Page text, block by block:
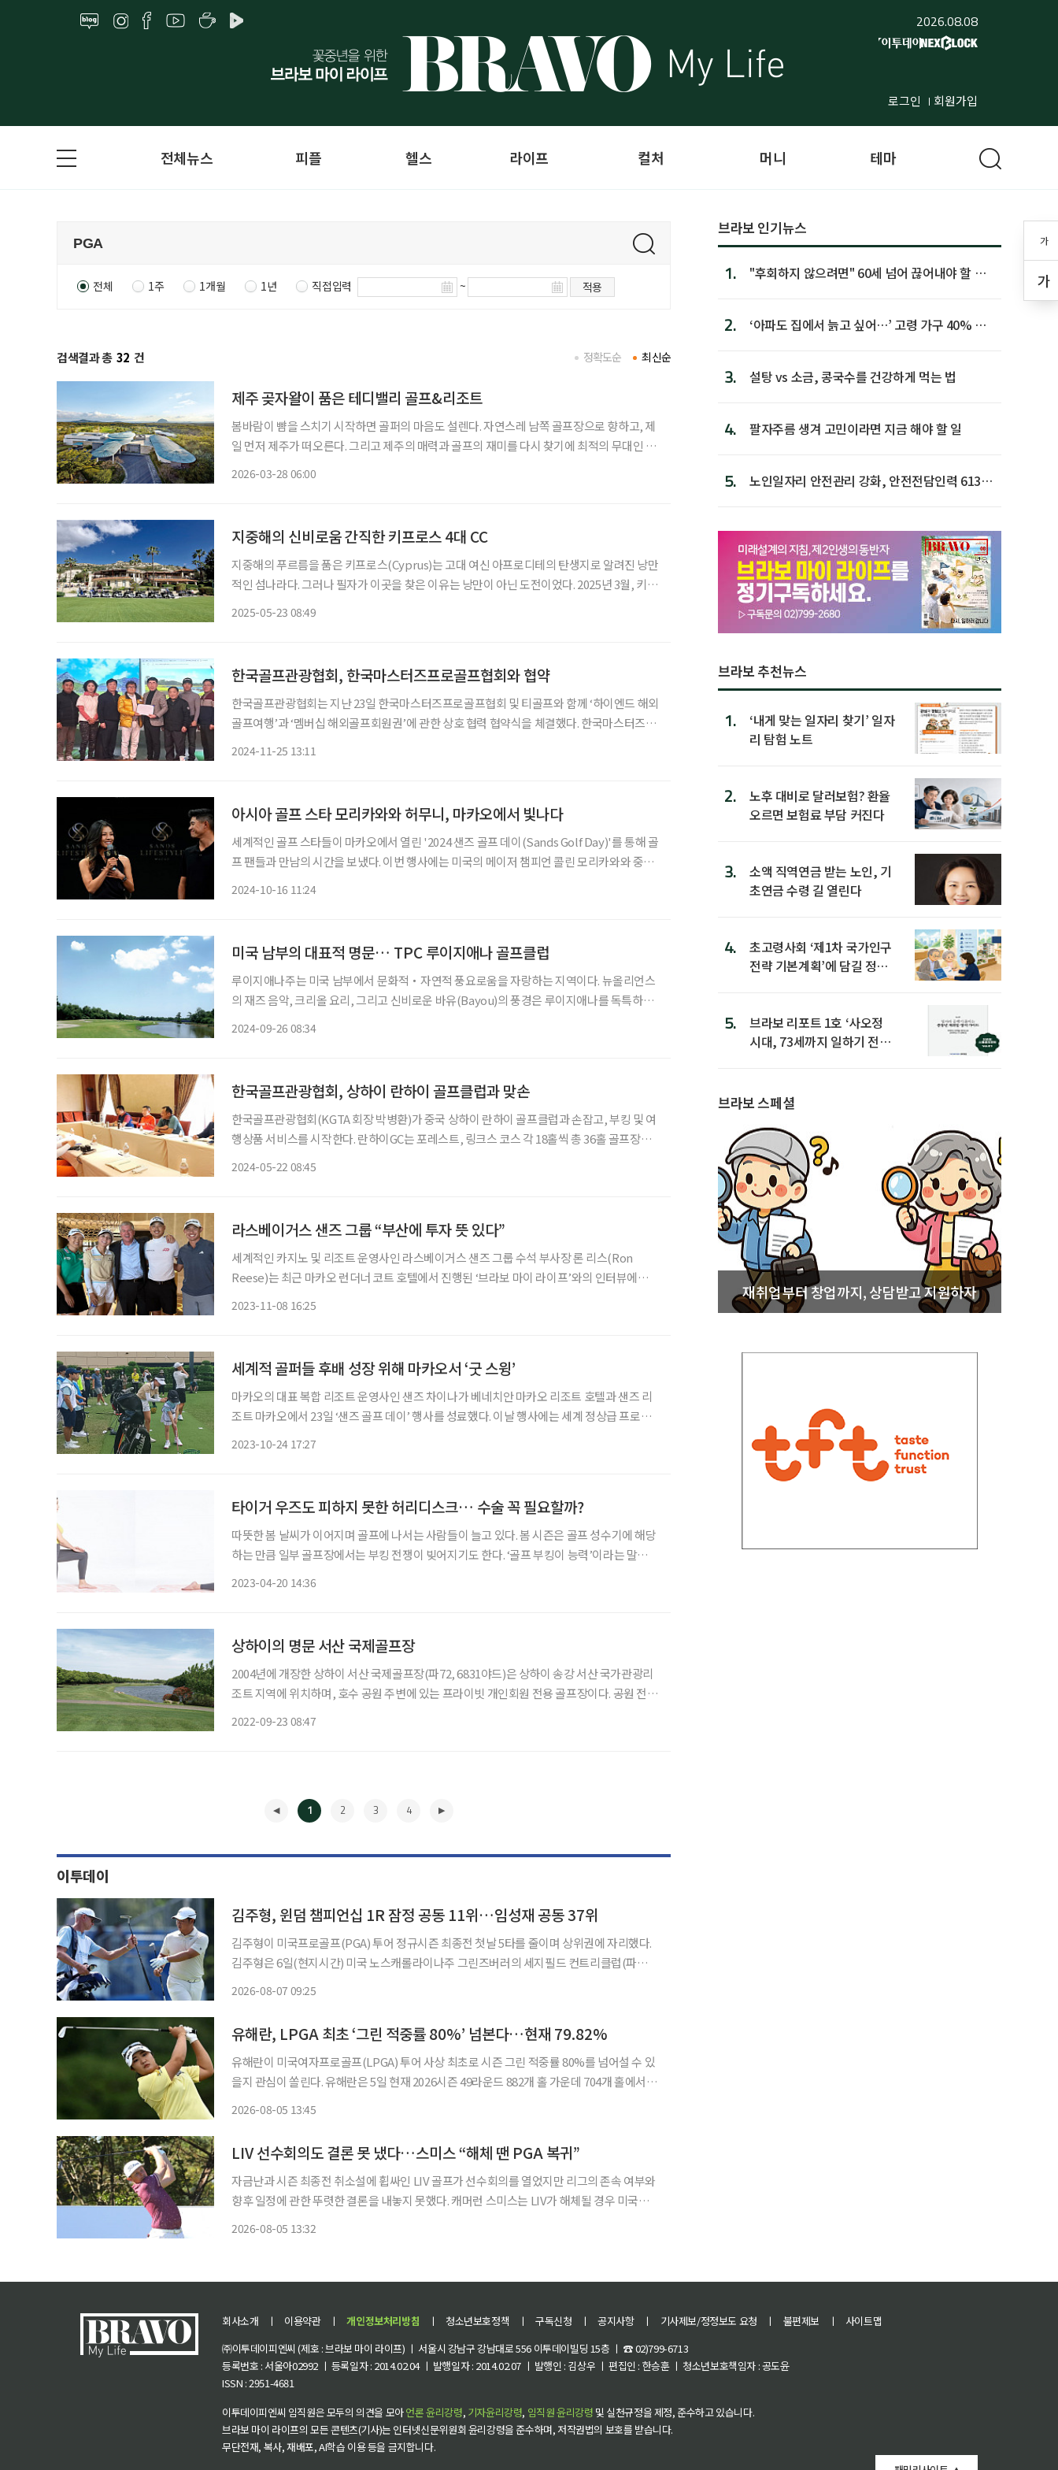
2026.08.08
로그인 회원가입
가
가
전체뉴스 피플 헬스 라이프 컬처 머니 테마
전체 1주 1개월 1년 직접입력 ~ 적용
검색결과 총 32 건 최신순
정확도순
제주 곶자왈이 품은 테디밸리 골프&리조트
봄바람이 뺨을 스치기 시작하면 골퍼의 마음도 설렌다. 자연스레 남쪽 골프장으로 향하고, 제
일 먼저 제주가 떠오른다. 그리고 제주의 매력과 골프의 재미를 다시 찾기에 최적의 무대인 테
2026-03-28 06:00
지중해의 신비로움 간직한 키프로스 4대 CC
지중해의 푸르름을 품은 키프로스(Cyprus)는 고대 여신 아프로디테의 탄생지로 알려진 낭만
적인 섬나라다. 그러나 필자가 이곳을 찾은 이유는 낭만이 아닌 도전이었다. 2025년 3월, 키프
2025-05-23 08:49
한국골프관광협회, 한국마스터즈프로골프협회와 협약
한국골프관광협회는 지난 23일 한국마스터즈프로골프협회 및 티골프와 함께 ‘하이엔드 해외
골프여행’과 ‘멤버십 해외골프회원권’에 관한 상호 협력 협약식을 체결했다. 한국마스터즈프
2024-11-25 13:11
아시아 골프 스타 모리카와와 허무니, 마카오에서 빛나다
세계적인 골프 스타들이 마카오에서 열린 '2024 샌즈 골프 데이(Sands Golf Day)'를 통해 골
프 팬들과 만남의 시간을 보냈다. 이번 행사에는 미국의 메이저 챔피언 콜린 모리카와와 중국
2024-10-16 11:24
미국 남부의 대표적 명문… TPC 루이지애나 골프클럽
루이지애나주는 미국 남부에서 문화적・자연적 풍요로움을 자랑하는 지역이다. 뉴올리언스
의 재즈 음악, 크리올 요리, 그리고 신비로운 바유(Bayou)의 풍경은 루이지애나를 독특하고
2024-09-26 08:34
한국골프관광협회, 상하이 란하이 골프클럽과 맞손
한국골프관광협회(KGTA 회장 박병환)가 중국 상하이 란하이 골프클럽과 손잡고, 부킹 및 여
행상품 서비스를 시작한다. 란하이GC는 포레스트, 링크스 코스 각 18홀씩 총 36홀 골프장과
2024-05-22 08:45
라스베이거스 샌즈 그룹 “부산에 투자 뜻 있다”
세계적인 카지노 및 리조트 운영사인 라스베이거스 샌즈 그룹 수석 부사장 론 리스(Ron
Reese)는 최근 마카오 런더너 코트 호텔에서 진행된 ‘브라보 마이 라이프’와의 인터뷰에서
2023-11-08 16:25
세계적 골퍼들 후배 성장 위해 마카오서 ‘굿 스윙’
마카오의 대표 복합 리조트 운영사인 샌즈 차이나가 베네치안 마카오 리조트 호텔과 샌즈 리
조트 마카오에서 23일 ‘샌즈 골프 데이’ 행사를 성료했다. 이날 행사에는 세계 정상급 프로골
2023-10-24 17:27
타이거 우즈도 피하지 못한 허리디스크… 수술 꼭 필요할까?
따뜻한 봄 날씨가 이어지며 골프에 나서는 사람들이 늘고 있다. 봄 시즌은 골프 성수기에 해당
하는 만큼 일부 골프장에서는 부킹 전쟁이 빚어지기도 한다. ‘골프 부킹이 능력’이라는 말까지
2023-04-20 14:36
상하이의 명문 서산 국제골프장
2004년에 개장한 상하이 서산 국제골프장(파72, 6831야드)은 상하이 송강 서산 국가관광리
조트 지역에 위치하며, 호수 공원 주변에 있는 프라이빗 개인회원 전용 골프장이다. 공원 전체
2022-09-23 08:47
1 2 3 4
이투데이
김주형, 윈덤 챔피언십 1R 잠정 공동 11위…임성재 공동 37위
김주형이 미국프로골프(PGA) 투어 정규시즌 최종전 첫날 5타를 줄이며 상위권에 자리했다.
김주형은 6일(현지시간) 미국 노스캐롤라이나주 그린즈버러의 세지필드 컨트리클럽(파
2026-08-07 09:25
유해란, LPGA 최초 ‘그린 적중률 80%’ 넘본다…현재 79.82%
유해란이 미국여자프로골프(LPGA) 투어 사상 최초로 시즌 그린 적중률 80%를 넘어설 수 있
을지 관심이 쏠린다. 유해란은 5일 현재 2026시즌 49라운드 882개 홀 가운데 704개 홀에서
2026-08-05 13:45
LIV 선수회의도 결론 못 냈다…스미스 “해체 땐 PGA 복귀”
자금난과 시즌 최종전 취소설에 휩싸인 LIV 골프가 선수회의를 열었지만 리그의 존속 여부와
향후 일정에 관한 뚜렷한 결론을 내놓지 못했다. 캐머런 스미스는 LIV가 해체될 경우 미국프
2026-08-05 13:32
브라보 인기뉴스
1.
"후회하지 않으려면" 60세 넘어 끊어내야 할 사
2.
‘아파도 집에서 늙고 싶어…’ 고령 가구 40% 노
3. 설탕 vs 소금, 콩국수를 건강하게 먹는 법
4. 팔자주름 생겨 고민이라면 지금 해야 할 일
5.
노인일자리 안전관리 강화, 안전전담인력 613명
브라보 추천뉴스
1.
‘내게 맞는 일자리 찾기’ 일자
리 탐험 노트
2.
노후 대비로 달러보험? 환율
오르면 보험료 부담 커진다
3.
소액 직역연금 받는 노인, 기
초연금 수령 길 열린다
4.
초고령사회 ‘제1차 국가인구
전략 기본계획’에 담길 정책
5.
브라보 리포트 1호 ‘사오정
시대, 73세까지 일하기 전략’
브라보 스페셜
재취업부터 창업까지, 상담받고 지원하자
회사소개 ㅣ 이용약관 ㅣ 개인정보처리방침 ㅣ 청소년보호정책 ㅣ 구독신청 ㅣ 공지사항 ㅣ 기사제보/정정보도 요청 ㅣ 불편제보 ㅣ
사이트맵
㈜이투데이피엔씨 (제호 : 브라보 마이 라이프) ㅣ 서울시 강남구 강남대로 556 이투데이빌딩 15층 ㅣ ☎ 02)799-6713
등록번호 : 서울아02992 ㅣ 등록일자 : 2014.02.04 ㅣ 발행일자 : 2014.02.07 ㅣ 발행인 : 김상우 ㅣ 편집인 : 한승훈 ㅣ 청소년보호책임자 : 공도윤
ISSN : 2951-4681
이투데이피엔씨 임직원은 모두의 의견을 모아언론 윤리강령, 기자윤리강령, 임직원 윤리강령 및 실천규정을 제정, 준수하고 있습니다.
브라보 마이 라이프의 모든 콘텐츠(기사)는 인터넷신문위원회 윤리강령을 준수하며, 저작권법의 보호를 받습니다.
무단전재, 복사, 재배포, AI학습 이용 등을 금지합니다.